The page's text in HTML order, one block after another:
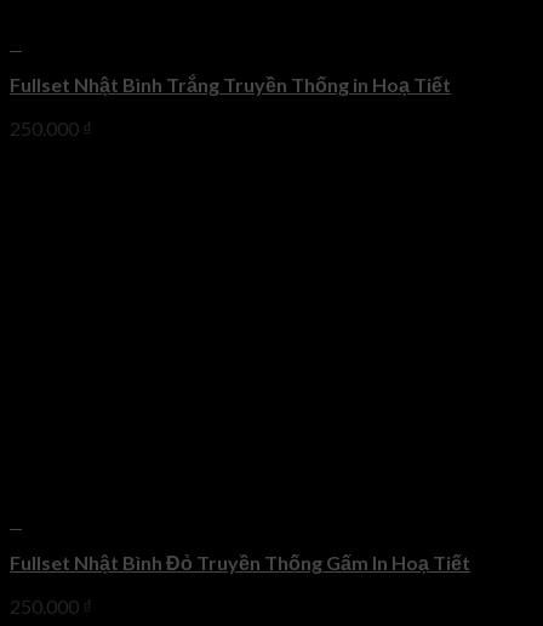
Fullset Nhật Bình Trắng Truyền Thống in Hoạ Tiết
250.000 ₫
Fullset Nhật Bình Đỏ Truyền Thống Gấm In Hoạ Tiết
250.000 ₫